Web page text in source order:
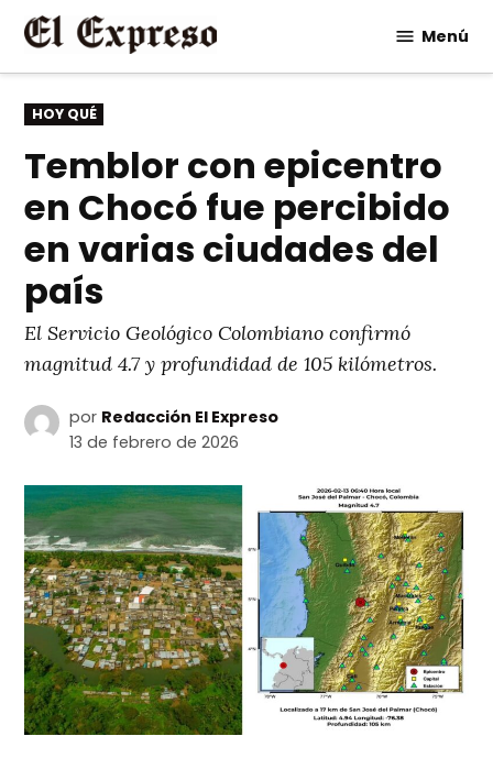
Saltar
contenido
Menú
PUBLICADO
EN
HOY QUÉ
Temblor con epicentro
en Chocó fue percibido
en varias ciudades del
país
El Servicio Geológico Colombiano confirmó
magnitud 4.7 y profundidad de 105 kilómetros.
por Redacción El Expreso
13 de febrero de 2026